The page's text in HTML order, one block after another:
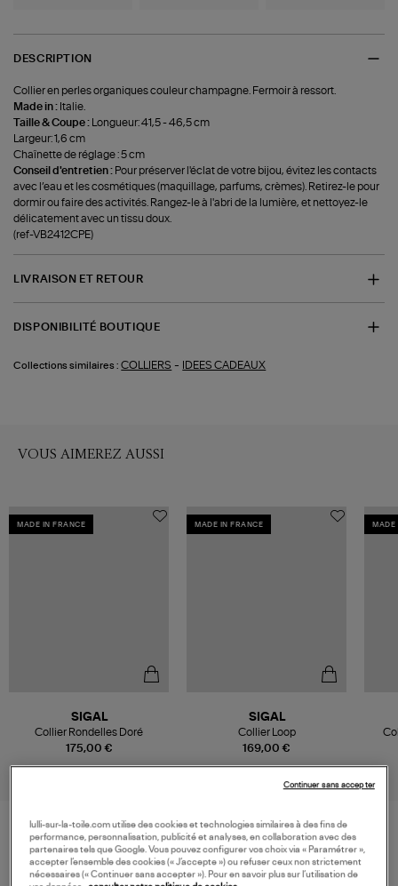
DESCRIPTION
Collier en perles organiques couleur champagne. Fermoir à ressort.
Made in : Italie.
Taille & Coupe : Longueur: 41,5 - 46,5 cm
Largeur: 1,6 cm
Chaînette de réglage : 5 cm
Conseil d'entretien : Pour préserver l'éclat de votre bijou, évitez les contacts
avec l’eau et les cosmétiques (maquillage, parfums, crèmes). Retirez-le pour
dormir ou faire des activités. Rangez-le à l'abri de la lumière, et nettoyez-le
délicatement avec un tissu doux.
(ref-VB2412CPE)
LIVRAISON ET RETOUR
DISPONIBILITÉ BOUTIQUE
Collections similaires : COLLIERS - IDEES CADEAUX
VOUS AIMEREZ AUSSI
MADE IN FRANCE
175,00 €
SIGAL
Collier Rondelles Doré
MADE IN FRANCE
169,00 €
SIGAL
Collier Loop
MADE
VOS DERNIERS PRODUITS VUS
lulli-sur-la-toile.com utilise des cookies et technologies similaires à des fins de
performance, personnalisation, publicité et analyses, en collaboration avec des
partenaires tels que Google. Vous pouvez configurer vos choix via « Paramétrer »,
accepter l’ensemble des cookies (« J’accepte ») ou refuser ceux non strictement
nécessaires (« Continuer sans accepter »). Pour en savoir plus sur l’utilisation de
Continuer sans accepter